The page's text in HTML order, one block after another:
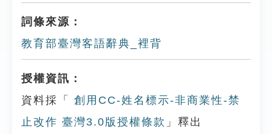
詞條來源：
教育部臺灣客語辭典_裡背
授權資訊：
資料採「
創用CC-姓名標示-非商業性-禁
止改作 臺灣3.0版授權條款 」釋出